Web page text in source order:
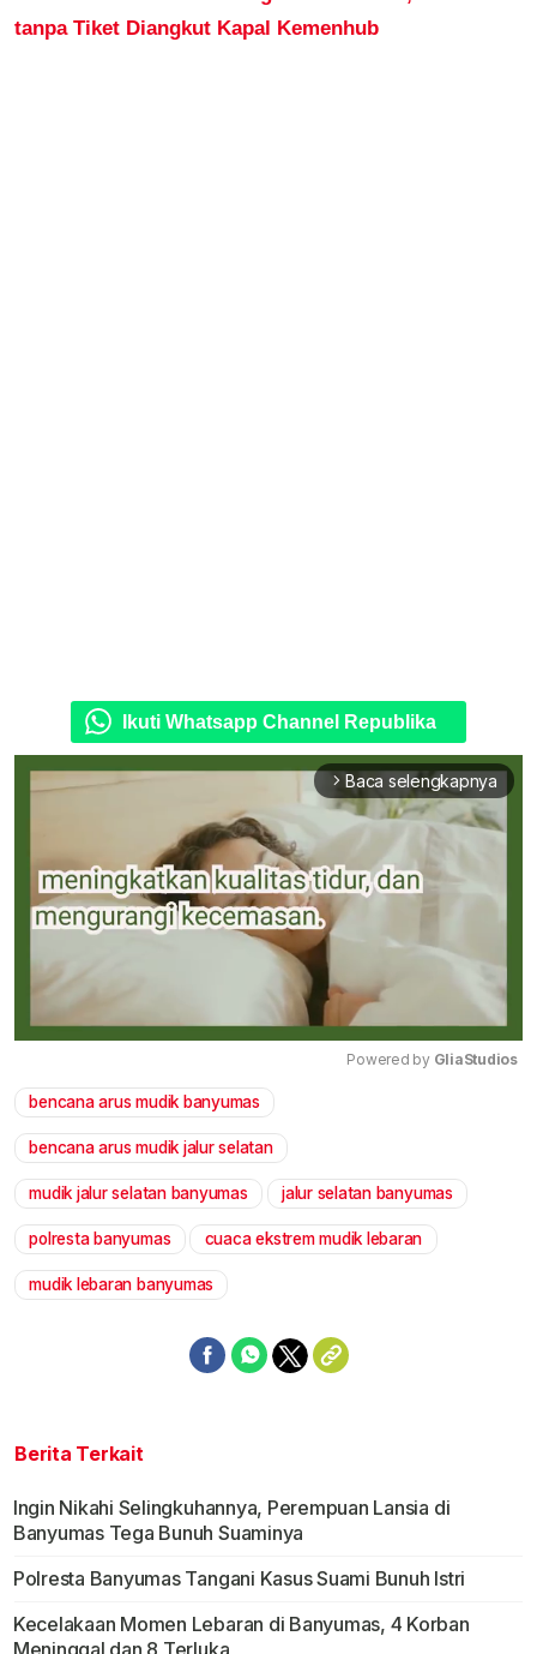
tanpa Tiket Diangkut Kapal Kemenhub
Ikuti Whatsapp Channel Republika
arrow_forward_ios Baca selengkapnya
Powered by GliaStudios
bencana arus mudik banyumas
bencana arus mudik jalur selatan
mudik jalur selatan banyumas jalur selatan banyumas
polresta banyumas cuaca ekstrem mudik lebaran
mudik lebaran banyumas
Berita Terkait
Ingin Nikahi Selingkuhannya, Perempuan Lansia di
Banyumas Tega Bunuh Suaminya
Polresta Banyumas Tangani Kasus Suami Bunuh Istri
Kecelakaan Momen Lebaran di Banyumas, 4 Korban